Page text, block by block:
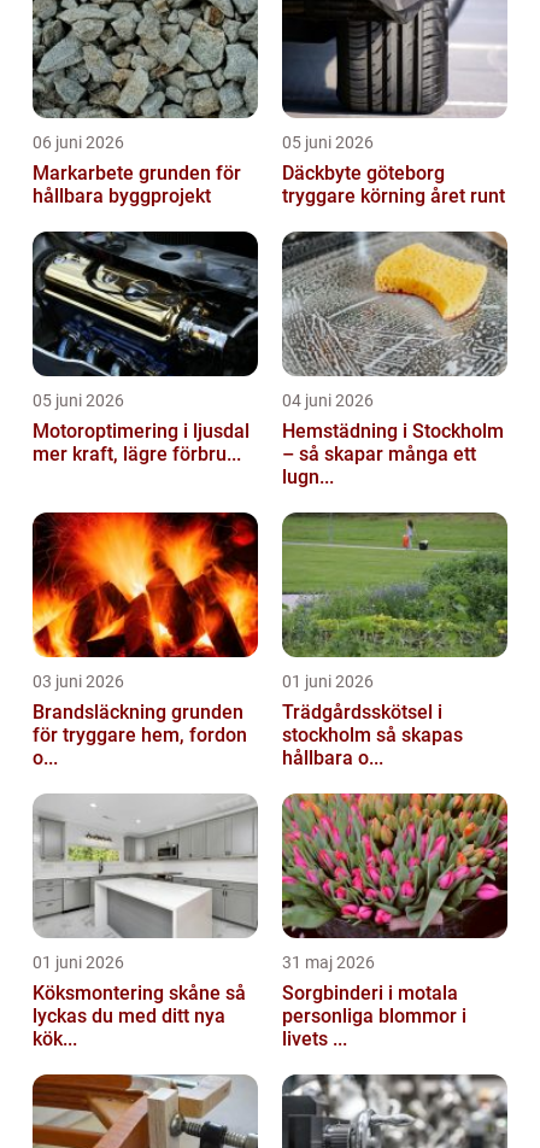
06 juni 2026
Markarbete grunden för
hållbara byggprojekt
05 juni 2026
Däckbyte göteborg
tryggare körning året runt
05 juni 2026
Motoroptimering i ljusdal
mer kraft, lägre förbru...
04 juni 2026
Hemstädning i Stockholm
– så skapar många ett
lugn...
03 juni 2026
Brandsläckning grunden
för tryggare hem, fordon
o...
01 juni 2026
Trädgårdsskötsel i
stockholm så skapas
hållbara o...
01 juni 2026
Köksmontering skåne så
lyckas du med ditt nya
kök...
31 maj 2026
Sorgbinderi i motala
personliga blommor i
livets ...